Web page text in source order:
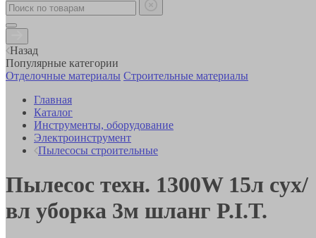
Назад
Популярные категории
Отделочные материалы Строительные материалы
Главная
Каталог
Инструменты, оборудование
Электроинструмент
Пылесосы строительные
Пылесос техн. 1300W 15л сух/
вл уборка 3м шланг P.I.T.